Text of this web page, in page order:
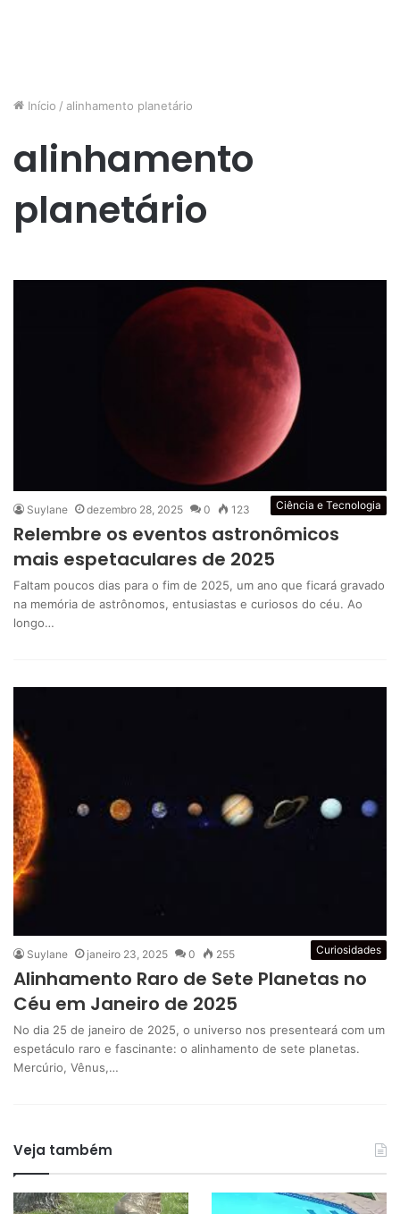
Início / alinhamento planetário
alinhamento
planetário
Ciência e Tecnologia
Suylane dezembro 28, 2025 0 123
Relembre os eventos astronômicos
mais espetaculares de 2025
Faltam poucos dias para o fim de 2025, um ano que ficará gravado
na memória de astrônomos, entusiastas e curiosos do céu. Ao
longo…
Curiosidades
Suylane janeiro 23, 2025 0 255
Alinhamento Raro de Sete Planetas no
Céu em Janeiro de 2025
No dia 25 de janeiro de 2025, o universo nos presenteará com um
espetáculo raro e fascinante: o alinhamento de sete planetas.
Mercúrio, Vênus,…
Veja também